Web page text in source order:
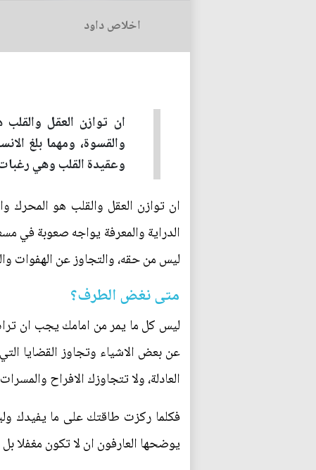
اخلاص داود
ان توازن العقل
والقسوة، ومهما بلغ
وعقيدة القلب وهي
ان توازن العقل والقلب هو المحرك
الدراية والمعرفة يواجه صعوبة في
ليس من حقه، والتجاوز عن الهفوات
متى نغض الطرف؟
ليس كل ما يمر من امامك يجب ان
عن بعض الاشياء وتجاوز القضايا
العادلة، ولا تتجاوزك الافراح
فكلما ركزت طاقتك على ما يفيدك
يوضحها العارفون ان لا تكون مغفلا